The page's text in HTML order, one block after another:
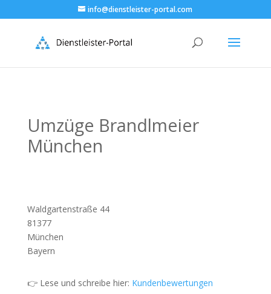
info@dienstleister-portal.com
Umzüge Brandlmeier
München
Waldgartenstraße 44
81377
München
Bayern
👉 Lese und schreibe hier: Kundenbewertungen